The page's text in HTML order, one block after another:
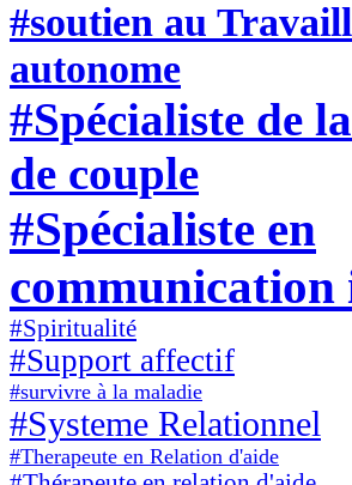
#soutien au
autonome
#Spécialiste de
de couple
#Spécialiste en
communication
#Spiritualité
#Support affectif
#survivre à la maladie
#Systeme Relationnel
#Therapeute en Relation d'aide